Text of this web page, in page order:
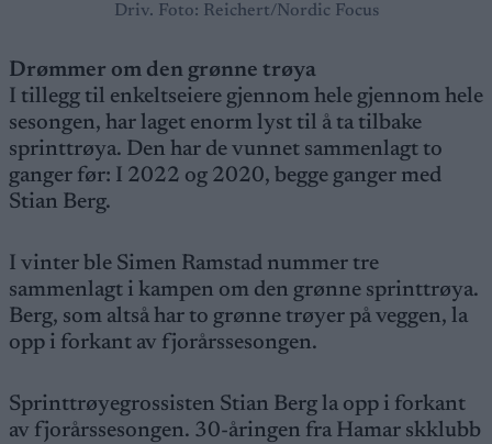
Driv. Foto: Reichert/Nordic Focus
Drømmer om den grønne trøya
I tillegg til enkeltseiere gjennom hele gjennom hele
sesongen, har laget enorm lyst til å ta tilbake
sprinttrøya. Den har de vunnet sammenlagt to
ganger før: I 2022 og 2020, begge ganger med
Stian Berg.
I vinter ble Simen Ramstad nummer tre
sammenlagt i kampen om den grønne sprinttrøya.
Berg, som altså har to grønne trøyer på veggen, la
opp i forkant av fjorårssesongen.
Sprinttrøyegrossisten Stian Berg la opp i forkant
av fjorårssesongen. 30-åringen fra Hamar skklubb